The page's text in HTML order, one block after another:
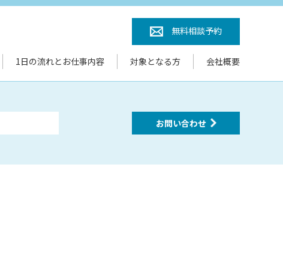
1日の流れとお仕事内容 対象となる方 会社概要
無料相談予約
お問い合わせ